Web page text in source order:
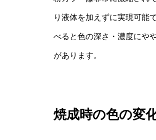
り液体を加えずに実現可能
べると色の深さ・濃度にや
があります。
焼成時の色の変